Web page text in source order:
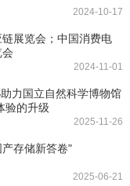
2024-10-17
展览会；中国消费电
2024-11-01
力国立自然科学博物馆
验的升级
2025-11-26
存储新答卷"
2025-06-21